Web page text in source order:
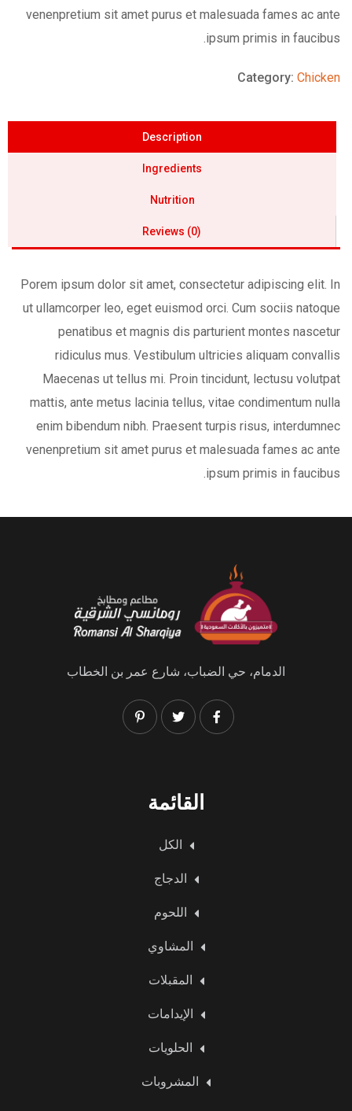
venenpretium sit amet purus et malesuada fames ac ante
ipsum primis in faucibus.
Category: Chicken
Description
Ingredients
Nutrition
Reviews (0)
Porem ipsum dolor sit amet, consectetur adipiscing elit. In
ut ullamcorper leo, eget euismod orci. Cum sociis natoque
penatibus et magnis dis parturient montes nascetur
ridiculus mus. Vestibulum ultricies aliquam convallis
Maecenas ut tellus mi. Proin tincidunt, lectusu volutpat
mattis, ante metus lacinia tellus, vitae condimentum nulla
enim bibendum nibh. Praesent turpis risus, interdumnec
venenpretium sit amet purus et malesuada fames ac ante
ipsum primis in faucibus.
الدمام، حي الضباب، شارع عمر بن الخطاب
القائمة
الكل
الدجاج
اللحوم
المشاوي
المقبلات
الإيدامات
الحلويات
المشروبات